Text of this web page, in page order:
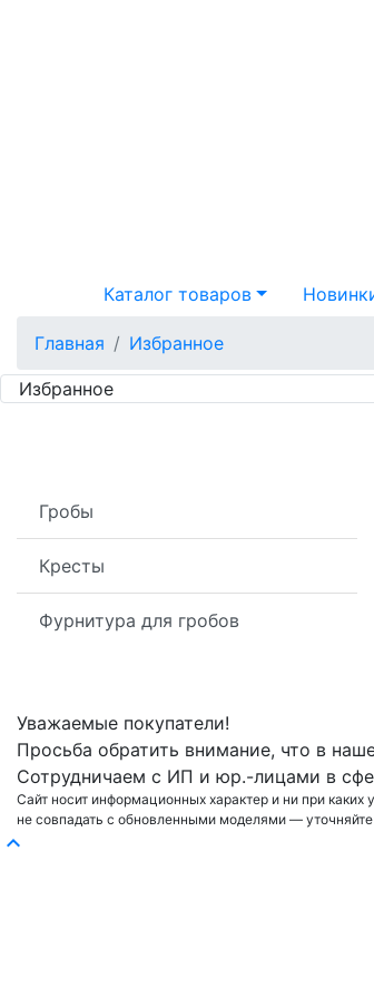
Каталог товаров
Главная Избранное
Избранное
Гробы
Кресты
Фурнитура для гробов
Уважаемые покупатели!
Просьба обратить внимание, что в
Сотрудничаем с ИП и юр.-лицами в
Сайт носит информационных характер и ни при
не совпадать с обновленными моделями —
expand_less